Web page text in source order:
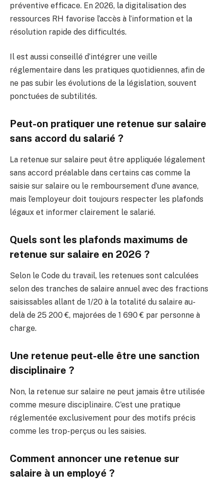
préventive efficace. En 2026, la digitalisation des
ressources RH favorise l’accès à l’information et la
résolution rapide des difficultés.
Il est aussi conseillé d’intégrer une veille
réglementaire dans les pratiques quotidiennes, afin de
ne pas subir les évolutions de la législation, souvent
ponctuées de subtilités.
Peut-on pratiquer une retenue sur salaire
sans accord du salarié ?
La retenue sur salaire peut être appliquée légalement
sans accord préalable dans certains cas comme la
saisie sur salaire ou le remboursement d’une avance,
mais l’employeur doit toujours respecter les plafonds
légaux et informer clairement le salarié.
Quels sont les plafonds maximums de
retenue sur salaire en 2026 ?
Selon le Code du travail, les retenues sont calculées
selon des tranches de salaire annuel avec des fractions
saisissables allant de 1/20 à la totalité du salaire au-
delà de 25 200 €, majorées de 1 690 € par personne à
charge.
Une retenue peut-elle être une sanction
disciplinaire ?
Non, la retenue sur salaire ne peut jamais être utilisée
comme mesure disciplinaire. C’est une pratique
réglementée exclusivement pour des motifs précis
comme les trop-perçus ou les saisies.
Comment annoncer une retenue sur
salaire à un employé ?